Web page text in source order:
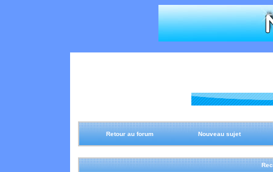
Retour au forum Nouveau sujet